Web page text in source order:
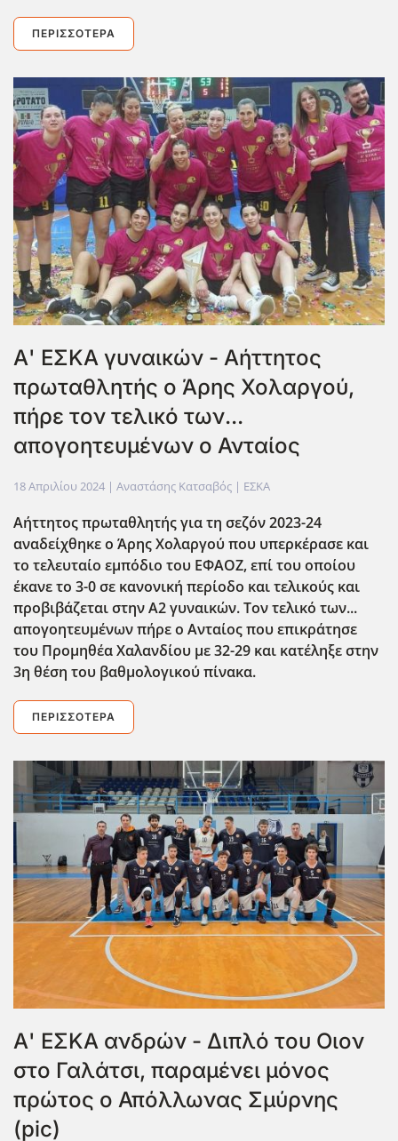
ΠΕΡΙΣΣΌΤΕΡΑ
Α' ΕΣΚΑ γυναικών - Αήττητος
πρωταθλητής ο Άρης Χολαργού,
πήρε τον τελικό των...
απογοητευμένων ο Ανταίος
18 Απριλίου 2024 | Αναστάσης Κατσαβός | ΕΣΚΑ
Αήττητος πρωταθλητής για τη σεζόν 2023-24
αναδείχθηκε ο Άρης Χολαργού που υπερκέρασε και
το τελευταίο εμπόδιο του ΕΦΑΟΖ, επί του οποίου
έκανε το 3-0 σε κανονική περίοδο και τελικούς και
προβιβάζεται στην Α2 γυναικών. Τον τελικό των...
απογοητευμένων πήρε ο Ανταίος που επικράτησε
του Προμηθέα Χαλανδίου με 32-29 και κατέληξε στην
3η θέση του βαθμολογικού πίνακα.
ΠΕΡΙΣΣΌΤΕΡΑ
Α' ΕΣΚΑ ανδρών - Διπλό του Οιον
στο Γαλάτσι, παραμένει μόνος
πρώτος ο Απόλλωνας Σμύρνης
(pic)